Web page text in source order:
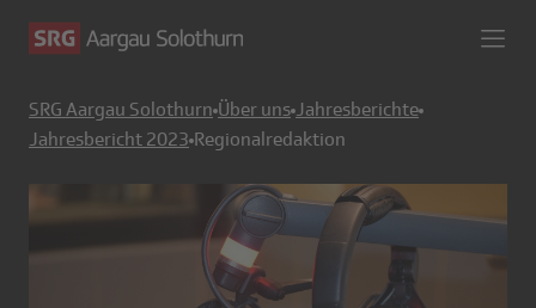
SRG Aargau Solothurn Über uns Jahresberichte
Jahresbericht 2023 Regionalredaktion